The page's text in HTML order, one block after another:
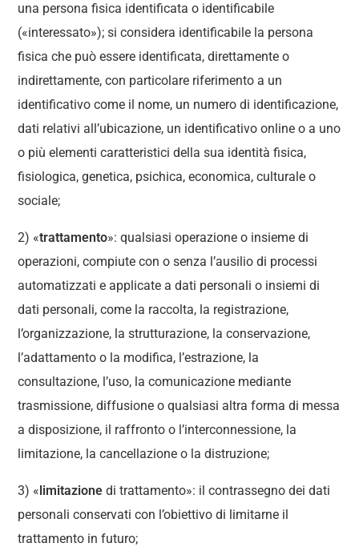
una persona fisica identificata o identificabile
(«interessato»); si considera identificabile la persona
fisica che può essere identificata, direttamente o
indirettamente, con particolare riferimento a un
identificativo come il nome, un numero di identificazione,
dati relativi all’ubicazione, un identificativo online o a uno
o più elementi caratteristici della sua identità fisica,
fisiologica, genetica, psichica, economica, culturale o
sociale;
2) «trattamento»: qualsiasi operazione o insieme di
operazioni, compiute con o senza l’ausilio di processi
automatizzati e applicate a dati personali o insiemi di
dati personali, come la raccolta, la registrazione,
l’organizzazione, la strutturazione, la conservazione,
l’adattamento o la modifica, l’estrazione, la
consultazione, l’uso, la comunicazione mediante
trasmissione, diffusione o qualsiasi altra forma di messa
a disposizione, il raffronto o l’interconnessione, la
limitazione, la cancellazione o la distruzione;
3) «limitazione di trattamento»: il contrassegno dei dati
personali conservati con l’obiettivo di limitarne il
trattamento in futuro;